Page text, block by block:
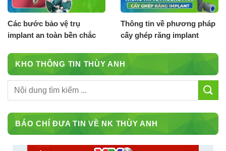
Các bước bảo vệ trụ
implant an toàn bền chắc
Thông tin về phương pháp
cấy ghép răng implant
KHO THÔNG TIN THÙY ANH
BÁO CHÍ ĐƯA TIN VỀ NK THÙY ANH